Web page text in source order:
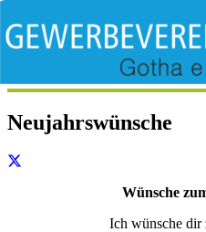
Neujahrswünsche
Wünsche
Ich wünsche dir